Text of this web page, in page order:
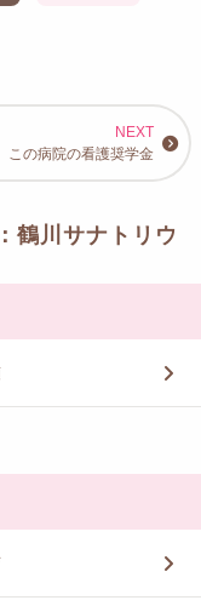
この病院の看護奨学金
鶴川サナトリウ